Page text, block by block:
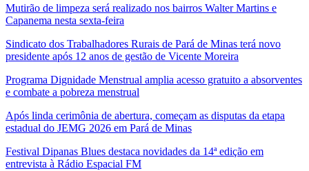
Mutirão de limpeza será realizado nos bairros Walter Martins e
Capanema nesta sexta-feira
Sindicato dos Trabalhadores Rurais de Pará de Minas terá novo
presidente após 12 anos de gestão de Vicente Moreira
Programa Dignidade Menstrual amplia acesso gratuito a absorventes
e combate a pobreza menstrual
Após linda cerimônia de abertura, começam as disputas da etapa
estadual do JEMG 2026 em Pará de Minas
Festival Dipanas Blues destaca novidades da 14ª edição em
entrevista à Rádio Espacial FM